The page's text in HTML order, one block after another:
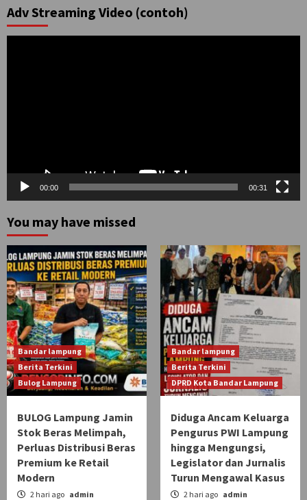
Adv Streaming Video (contoh)
00:00 00:31
You may have missed
Bandar lampung
Berita Terkini
Bulog Lampung
BULOG Lampung Jamin
Stok Beras Melimpah,
Perluas Distribusi Beras
Premium ke Retail
Modern
2 hari ago admin
Bandar lampung
Berita Terkini
DPRD Kota Bandar Lampung
Diduga Ancam Keluarga
Pengurus PWI Lampung
hingga Mengungsi,
Legislator dan Jurnalis
Turun Mengawal Kasus
2 hari ago admin